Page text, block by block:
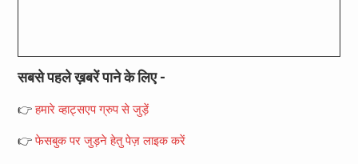
सबसे पहले ख़बरें पाने के लिए -
👉हमारे व्हाट्सएप ग्रुप से जुड़ें
👉फेसबुक पर जुड़ने हेतु पेज़ लाइक करें